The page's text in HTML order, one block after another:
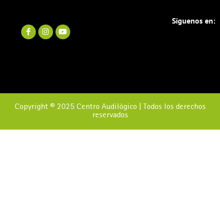
Síguenos en:
Copyright © 2025 Centro Audilógico | Todos los derechos
reservados